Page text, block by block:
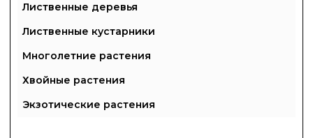
Лиственные деревья
Лиственные кустарники
Многолетние растения
Хвойные растения
Экзотические растения